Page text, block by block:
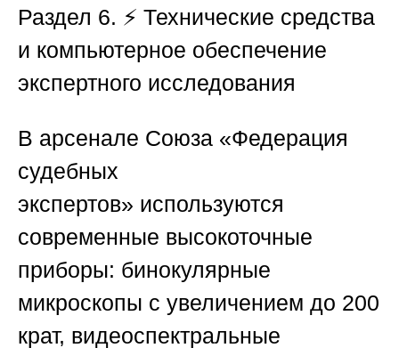
Раздел 6. ⚡ Технические средства
и компьютерное обеспечение
экспертного исследования
В арсенале Союза «Федерация
судебных
экспертов» используются
современные высокоточные
приборы: бинокулярные
микроскопы с увеличением до 200
крат, видеоспектральные